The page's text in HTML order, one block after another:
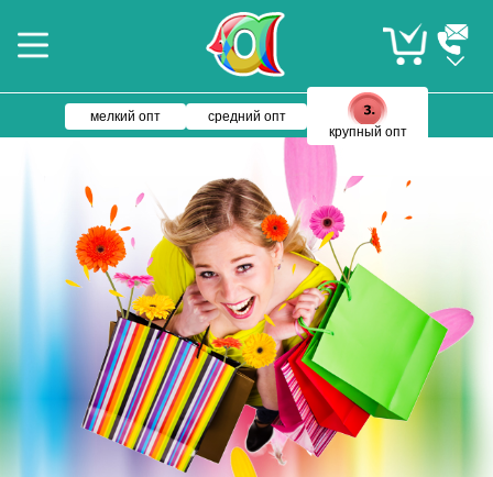
мелкий опт
средний опт
крупный опт